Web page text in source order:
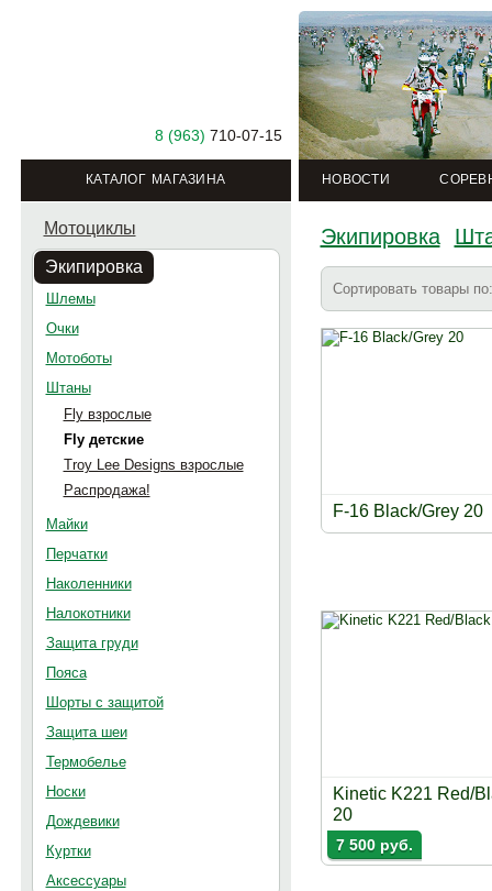
8 (963) 710-07-15
КАТАЛОГ МАГАЗИНА НОВОСТИ
Мотоциклы
Экипировка
Шлемы
Очки
Мотоботы
Штаны
Fly взрослые
Fly детские
Troy Lee Designs взрослые
Распродажа!
Майки
Перчатки
Наколенники
Налокотники
Защита груди
Пояса
Шорты с защитой
Защита шеи
Термобелье
Носки
Дождевики
Куртки
Аксессуары
Экипировка
Сортировать товары
F-16 Black/Grey 20
Kinetic K221 Red/
20
7 500 руб.